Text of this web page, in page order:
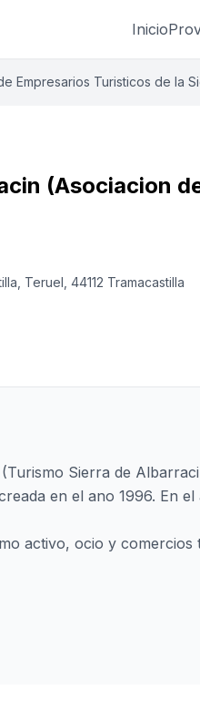
Inicio
Empresarios Turisticos de la
(Asociacion
Teruel, 44112 Tramacastilla
Sierra de
en el ano 1996. En el
activo, ocio y comercios